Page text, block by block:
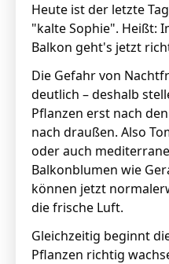
Heute ist der letzte
"kalte Sophie". Heißt:
Balkon geht's jetzt
Die Gefahr von
deutlich – deshalb
Pflanzen erst nach
nach draußen. Also
oder auch
Balkonblumen wie
können jetzt
die frische Luft.
Gleichzeitig beginnt
Pflanzen richtig